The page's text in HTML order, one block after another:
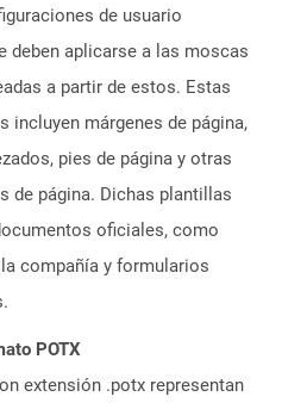
de usuario
deben aplicarse a las moscas
a partir de estos. Estas
incluyen márgenes de página,
pies de página y otras
de página. Dichas plantillas
oficiales, como
compañía y formularios
POTX
extensión .potx representan